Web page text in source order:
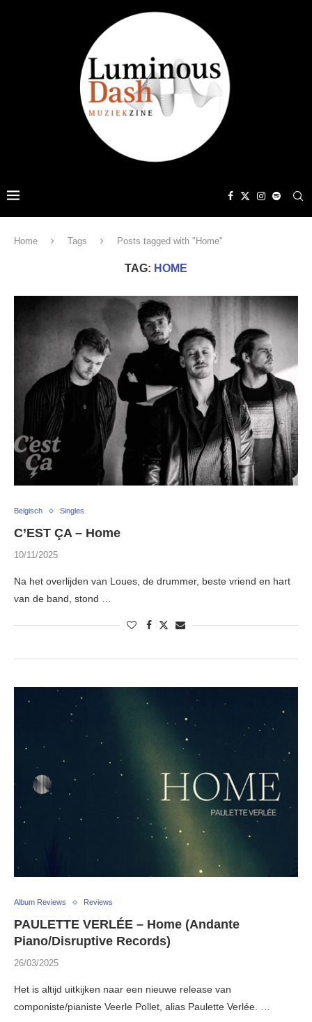
Home Tags Posts tagged with "Home"
TAG: HOME
Belgisch Singles
C’EST ÇA – Home
10/11/2025
Na het overlijden van Loues, de drummer, beste vriend en hart
van de band, stond …
Album Reviews Reviews
PAULETTE VERLÉE – Home (Andante
Piano/Disruptive Records)
26/03/2025
Het is altijd uitkijken naar een nieuwe release van
componiste/pianiste Veerle Pollet, alias Paulette Verlée. …